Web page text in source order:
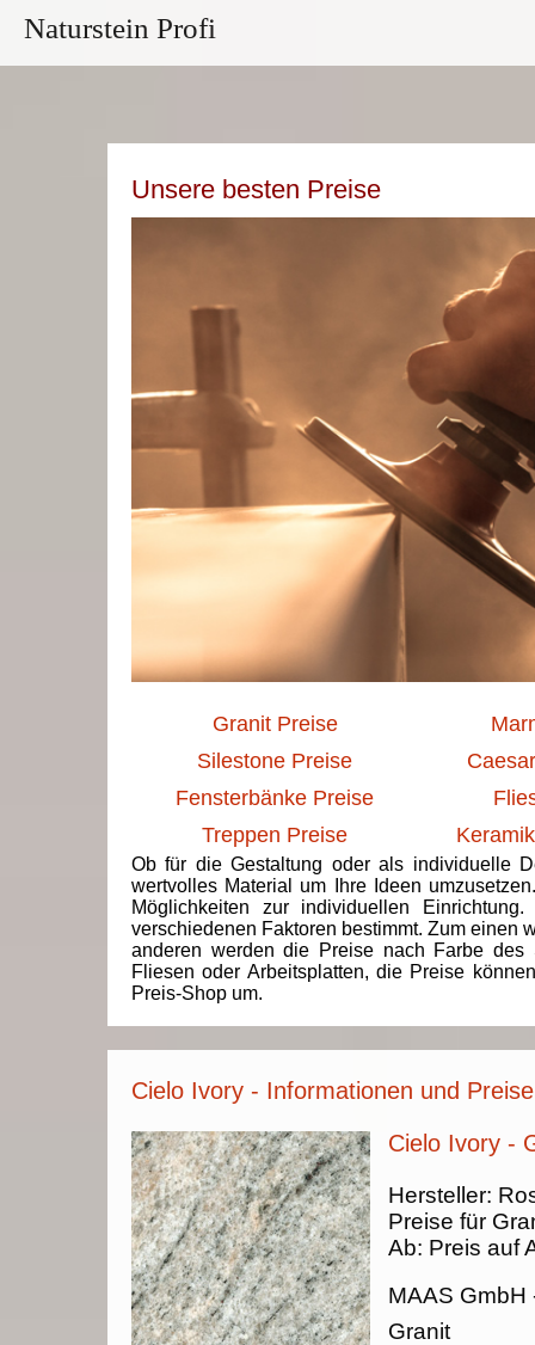
Naturstein Profi
Unsere besten Preise
Granit Preise
Silestone Preise
Fensterbänke Preise
Treppen Preise
Ob für die Gestaltung oder als individuelle
wertvolles Material um Ihre Ideen
Möglichkeiten zur individuellen
verschiedenen Faktoren bestimmt. Zum einen
anderen werden die Preise nach Farbe des
Fliesen oder Arbeitsplatten, die Preise
Preis-Shop um.
Cielo Ivory - Informationen und Preise
Cielo Ivory -
Hersteller:
Preise für
Ab: Preis auf
MAAS GmbH
Granit